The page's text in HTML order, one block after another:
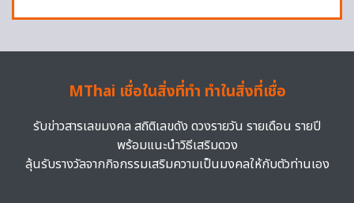
MThai เชื่อในสิ่งที่ทำ ทำในสิ่งที่เชื่อ
รับข่าวสารเลขมงคล สถิติเลขดัง ดวงรายวัน รายเดือน รายปี
พร้อมแนะนำวิธีเสริมดวง
ลุ้นรับรางวัลจากกิจกรรมเสริมความเป็นมงคลให้กับตัวท่านเอง